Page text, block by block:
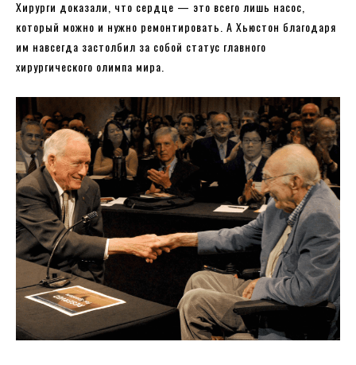
Хирурги доказали, что сердце — это всего лишь насос,
который можно и нужно ремонтировать. А Хьюстон благодаря
им навсегда застолбил за собой статус главного
хирургического олимпа мира.